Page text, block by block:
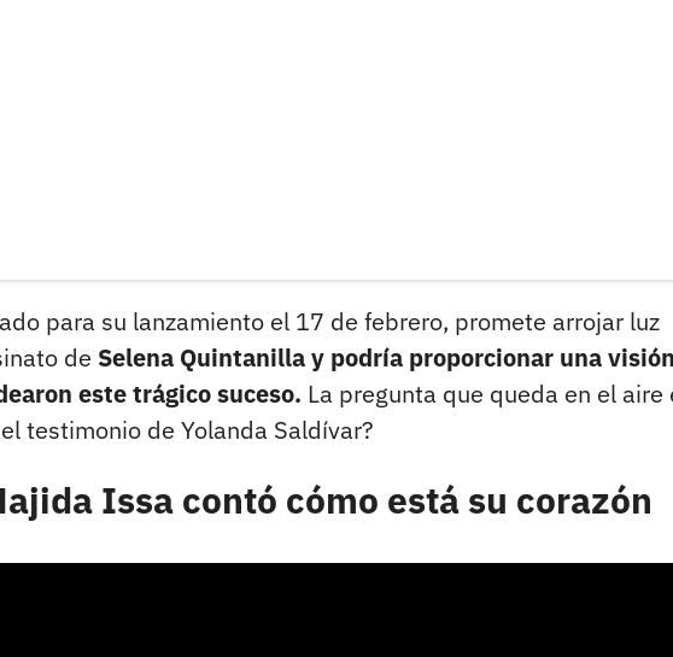
para su lanzamiento el 17 de febrero, promete arrojar luz
de Selena Quintanilla y podría proporcionar una visión
este trágico suceso. La pregunta que queda en el aire
testimonio de Yolanda Saldívar?
Issa contó cómo está su corazón